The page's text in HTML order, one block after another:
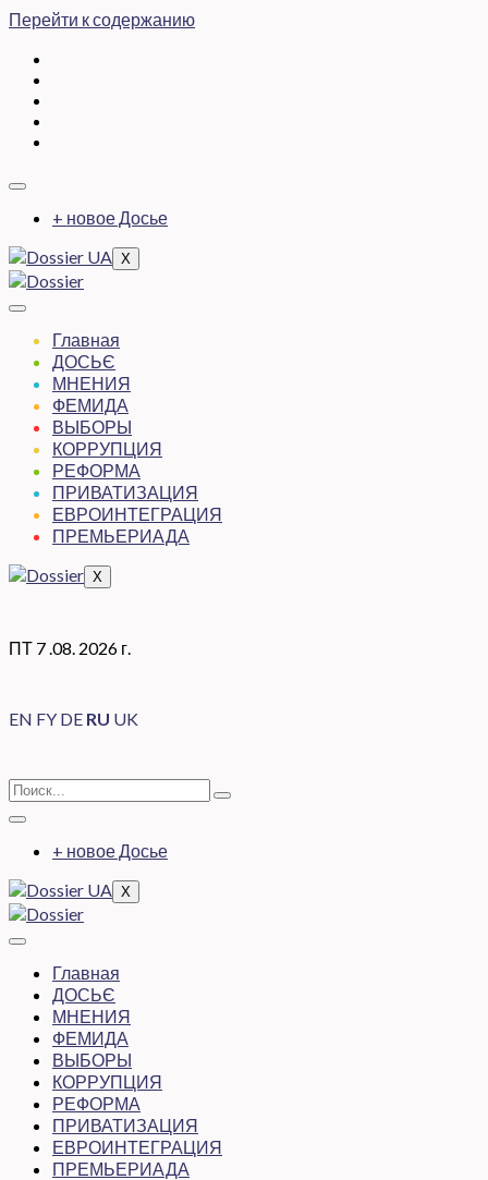
Перейти к содержанию
+ новое Досье
X
Главная
ДОСЬЄ
МНЕНИЯ
ФЕМИДА
ВЫБОРЫ
КОРРУПЦИЯ
РЕФОРМА
ПРИВАТИЗАЦИЯ
ЕВРОИНТЕГРАЦИЯ
ПРЕМЬЕРИАДА
X
ПТ 7 .08. 2026 г.
EN FY DE RU UK
+ новое Досье
X
Главная
ДОСЬЄ
МНЕНИЯ
ФЕМИДА
ВЫБОРЫ
КОРРУПЦИЯ
РЕФОРМА
ПРИВАТИЗАЦИЯ
ЕВРОИНТЕГРАЦИЯ
ПРЕМЬЕРИАДА